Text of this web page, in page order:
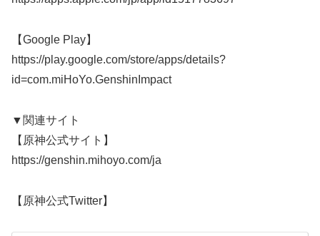
【Google Play】
https://play.google.com/store/apps/details?
id=com.miHoYo.GenshinImpact
▼関連サイト
【原神公式サイト】
https://genshin.mihoyo.com/ja​
【原神公式Twitter】